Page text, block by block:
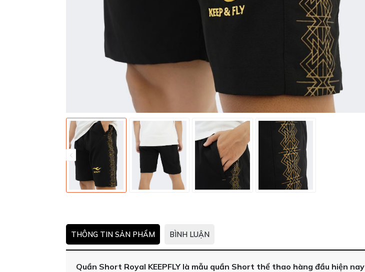
THÔNG TIN SẢN PHẨM BÌNH LUẬN
Quần Short Royal KEEPFLY là mẫu quần Short thể thao hàng đầu hiện nay